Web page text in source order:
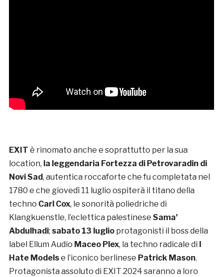
EXIT è rinomato anche e soprattutto per la sua
location, la leggendaria Fortezza di Petrovaradin di
Novi Sad, autentica roccaforte che fu completata nel
1780 e che giovedì 11 luglio ospiterà il titano della
techno Carl Cox, le sonorità poliedriche di
Klangkuenstle, l’eclettica palestinese Sama’
Abdulhadi; sabato 13 luglio protagonisti il boss della
label Ellum Audio Maceo Plex, la techno radicale di
Hate Modelse l’iconico berlinese Patrick Mason.
Protagonista assoluto di EXIT 2024 saranno a loro